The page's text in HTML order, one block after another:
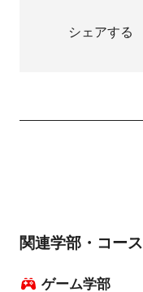
シェアする
関連学部・コース
ゲーム学部